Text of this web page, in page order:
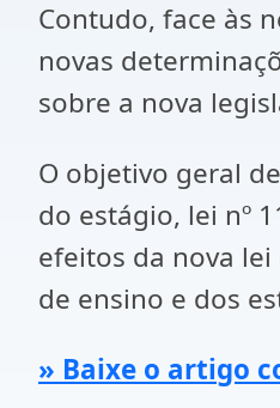
Contudo, face às
novas
sobre a nova
O objetivo geral
do estágio, lei nº
efeitos da nova
de ensino e dos
» Baixe o artigo